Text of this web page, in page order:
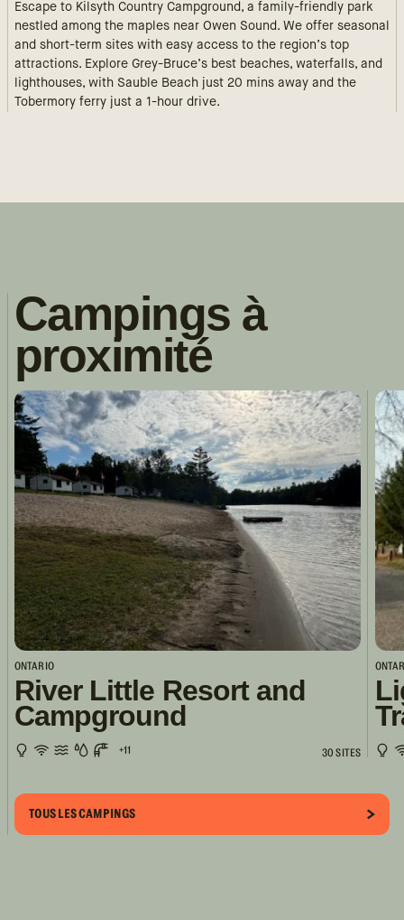
Escape to Kilsyth Country Campground, a family-friendly park
nestled among the maples near Owen Sound. We offer seasonal
and short-term sites with easy access to the region’s top
attractions. Explore Grey-Bruce’s best beaches, waterfalls, and
lighthouses, with Sauble Beach just 20 mins away and the
Tobermory ferry just a 1-hour drive.
Campings à
proximité
ONTARIO
River Little Resort and
Campground
+11 30 SITES
TOUS LES CAMPINGS